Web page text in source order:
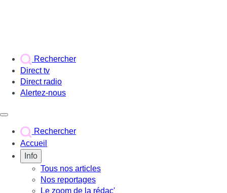
Rechercher
Direct tv
Direct radio
Alertez-nous
Rechercher
Accueil
Info
Tous nos articles
Nos reportages
Le zoom de la rédac'